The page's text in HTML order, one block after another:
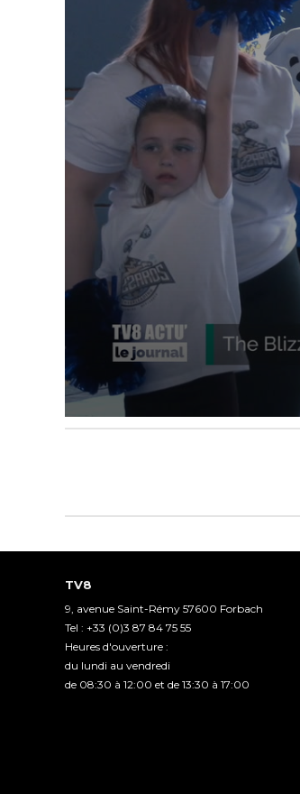
TV8
9, avenue Saint-Rémy 57600 Forbach
Tel : +33 (0)3 87 84 75 55
Heures d'ouverture :
du lundi au vendredi
de 08:30 à 12:00 et de 13:30 à 17:00